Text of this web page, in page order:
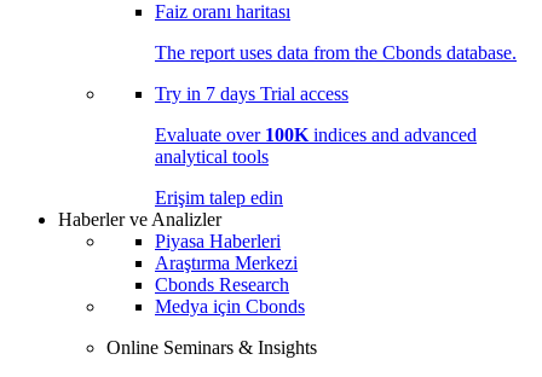
Faiz oranı haritası
The report uses data from the Cbonds database.
Try in 7 days Trial access
Evaluate over 100K indices and advanced
analytical tools
Erişim talep edin
Haberler ve Analizler
Piyasa Haberleri
Araştırma Merkezi
Cbonds Research
Medya için Cbonds
Online Seminars & Insights